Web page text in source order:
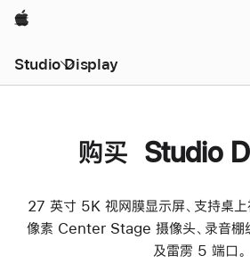
Apple
Studio Display
购买 Studio
27 英寸 5K 视网膜显示屏、支持桌
像素 Center Stage 摄像头、录音棚
及雷雳 5 端口。